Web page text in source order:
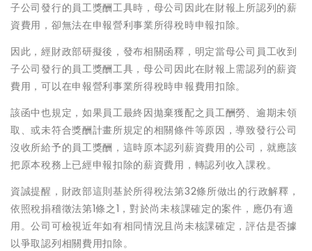
子公司發行的員工獎酬工具時，母公司因此在財報上所認列的薪
資費用，卻無法在申報營利事業所得稅時申報扣除。
因此，經財政部研擬後，發布相關函釋，明定當母公司員工收到
子公司發行的員工獎酬工具，母公司因此在財報上需認列的薪資
費用，可以在申報營利事業所得稅時申報費用扣除。
該函中也規定，如果員工最終因拋棄獲配之員工酬勞、逾期未領
取、或未符合獎酬計畫所規定的相關條件等原因，導致發行公司
沒收所給予的員工獎酬，這時原本認列薪資費用的公司，就應該
把原本稅務上已經申報扣除的薪資費用，轉認列收入課稅。
資誠提醒，財政部這則基於所得稅法第32條所做出的行政解釋，
依照稅捐稽徵法第1條之1，對於尚未核課確定的案件，應仍有適
用。公司可檢視近年如有相同情況且尚未核課確定，評估是否據
以爭取認列相關費用扣除。